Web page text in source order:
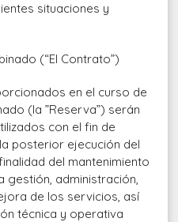
situaciones y
(“El Contrato”)
en el curso de
(la ”Reserva”) serán
con el fin de
posterior ejecución del
del mantenimiento
gestión, administración,
de los servicios, así
técnica y operativa